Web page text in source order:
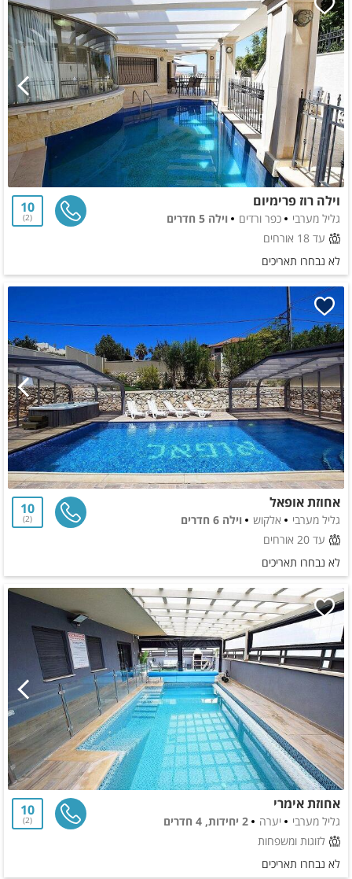
וילה רוז פרימיום
גליל מערבי כפר ורדים
וילה 5 חדרים
עד 18 אורחים
10
2
לא נבחרו תאריכים
אחוזת אופאל
גליל מערבי אלקוש
וילה 6 חדרים
עד 20 אורחים
10
2
לא נבחרו תאריכים
אחוזת אימרי
גליל מערבי יערה
2 יחידות, 4 חדרים
לזוגות ומשפחות
10
2
לא נבחרו תאריכים